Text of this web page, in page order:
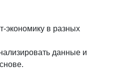
экономику в разных
данные и